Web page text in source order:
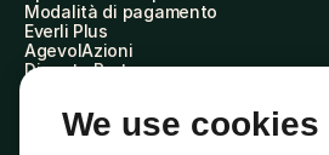
Modalità di pagamento
Everli Plus
AgevolAzioni
Diventa Partner
Everli Shoppers
About Us
We use cookies